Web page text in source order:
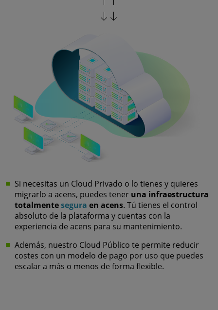
Si necesitas un Cloud Privado o lo tienes y quieres
migrarlo a acens, puedes tener una infraestructura
totalmentesegura en acens. Tú tienes el control
absoluto de la plataforma y cuentas con la
experiencia de acens para su mantenimiento.
Además, nuestro Cloud Público te permite reducir
costes con un modelo de pago por uso que puedes
escalar a más o menos de forma flexible.